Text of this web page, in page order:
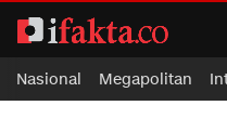
ifakta.co
#pastibenar
Nasional Megapolitan